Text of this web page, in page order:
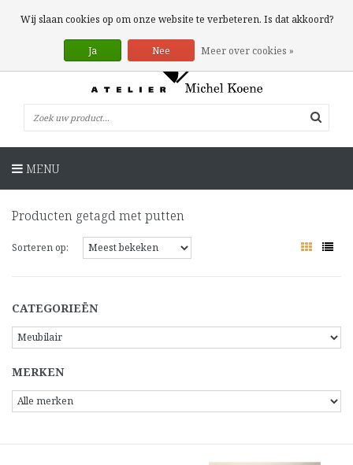
0 Artikelen
MENU
Producten getagd met putten
Sorteren op:
CATEGORIEËN
MERKEN
Wij slaan cookies op om onze website te verbeteren. Is dat akkoord?
Ja Nee Meer over cookies »